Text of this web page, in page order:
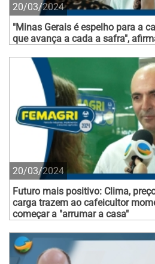
20/03/2024
"Minas Gerais é espelho para a
que avança a cada a safra",
20/03/2024
Futuro mais positivo: Clima,
carga trazem ao cafeicultor
começar a "arrumar a casa"